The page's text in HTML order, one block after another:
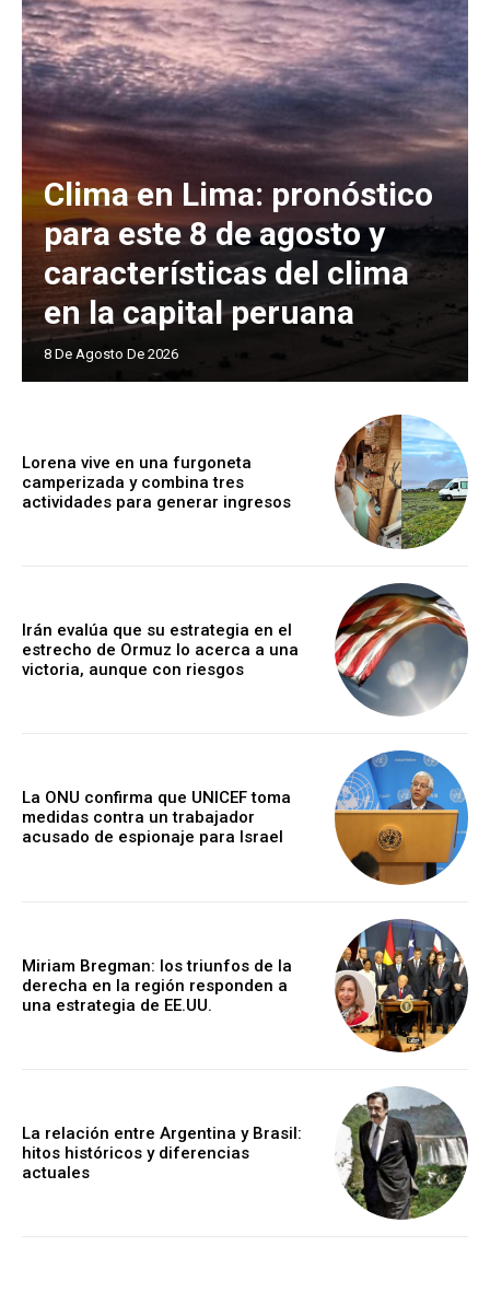
Clima en Lima: pronóstico
para este 8 de agosto y
características del clima
en la capital peruana
8 De Agosto De 2026
Lorena vive en una furgoneta
camperizada y combina tres
actividades para generar ingresos
Irán evalúa que su estrategia en el
estrecho de Ormuz lo acerca a una
victoria, aunque con riesgos
La ONU confirma que UNICEF toma
medidas contra un trabajador
acusado de espionaje para Israel
Miriam Bregman: los triunfos de la
derecha en la región responden a
una estrategia de EE.UU.
La relación entre Argentina y Brasil:
hitos históricos y diferencias
actuales